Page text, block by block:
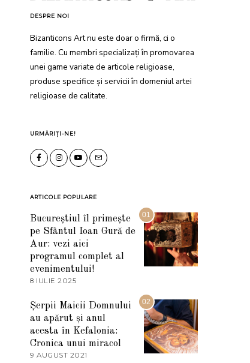
DESPRE NOI
Bizanticons Art nu este doar o firmă, ci o
familie. Cu membri specializați în promovarea
unei game variate de articole religioase,
produse specifice și servicii în domeniul artei
religioase de calitate.
URMĂRIȚI-NE!
ARTICOLE POPULARE
01
Bucureștiul îl primește
pe Sfântul Ioan Gură de
Aur: vezi aici
programul complet al
evenimentului!
8 IULIE 2025
U
L
I
2
0
02
Șerpii Maicii Domnului
au apărut și anul
acesta în Kefalonia:
Cronica unui miracol
9 AUGUST 2021